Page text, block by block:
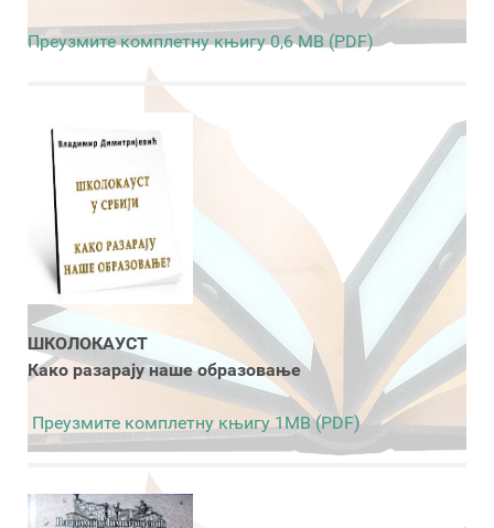
Преузмите комплетну књигу 0,6 MB (PDF)
ШКОЛОКАУСТ
Како разарају наше образовање
Преузмите комплетну књигу 1MB (PDF)